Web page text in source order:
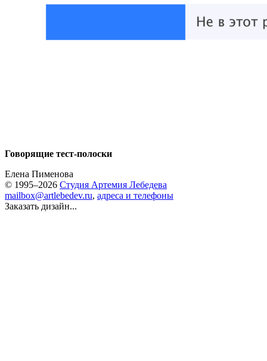
Говорящие тест-полоски
Елена Пименова
© 1995–2026 Студия Артемия Лебедева
mailbox@artlebedev.ru, адреса и телефоны
Заказать дизайн...